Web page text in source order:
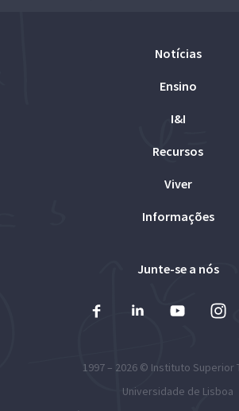
Notícias
Ensino
I&I
Recursos
Viver
Informações
Junte-se a nós
1997 – 2026 © Instituto Superior
Universidade de Lisboa